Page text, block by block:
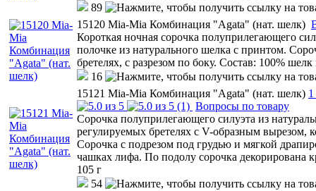
89
15120 Mia-Mia Комбинация "Agata" (нат. шелк)
Короткая ночная сорочка полуприлегающего
полочке из натурального шелка с принтом.
бретелях, с разрезом по боку. Состав: 100% шелк
16
15121 Mia-Mia Комбинация "Agata" (нат. шелк) 1
(1) Вопросы по товару
Сорочка полуприлегающего силуэта из
регулируемых бретелях с V-образным вырезом,
Сорочка с подрезом под грудью и мягкой
чашках лифа. По подолу сорочка декорирована
105 г
54